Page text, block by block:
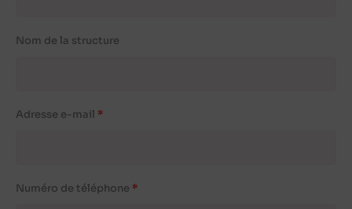
Nom de la structure
Adresse e-mail
Numéro de téléphone